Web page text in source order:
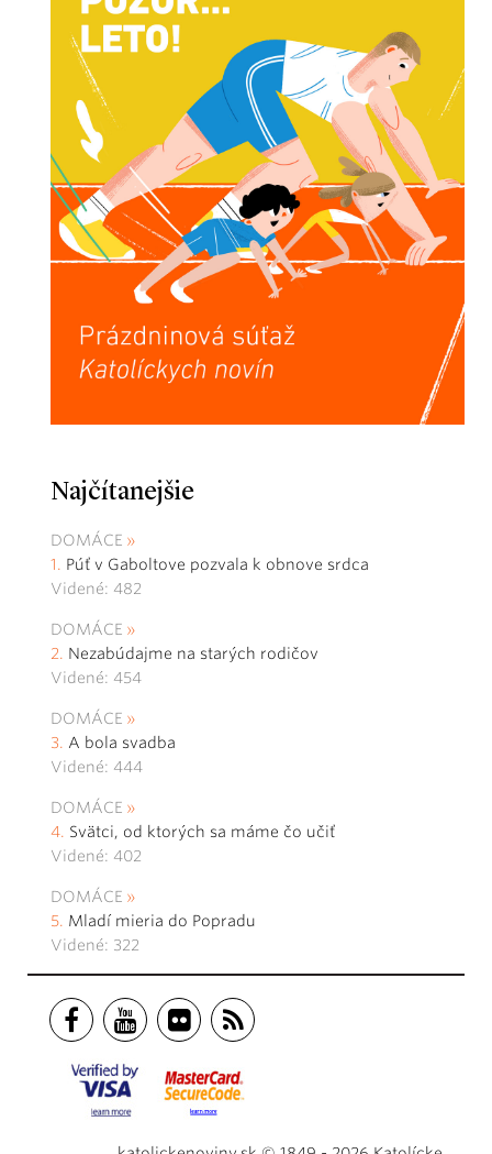
Najčítanejšie
DOMÁCE
Púť v Gaboltove pozvala k obnove srdca
Videné: 482
DOMÁCE
Nezabúdajme na starých rodičov
Videné: 454
DOMÁCE
A bola svadba
Videné: 444
DOMÁCE
Svätci, od ktorých sa máme čo učiť
Videné: 402
DOMÁCE
Mladí mieria do Popradu
Videné: 322